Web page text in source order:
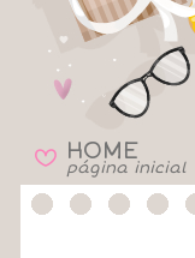
B HOME
página inicial